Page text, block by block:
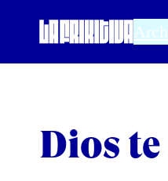
contenido
Dios te